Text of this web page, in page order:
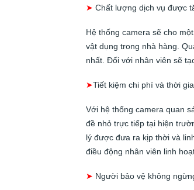
➤ Chất lượng dịch vụ được
Hệ thống camera sẽ cho
vật dụng trong nhà hàng.
nhất. Đối với nhân viên sẽ
➤Tiết kiệm chi phí và thời
Với hệ thống camera quan
đề nhỏ trực tiếp tại hiện
lý được đưa ra kịp thời và
điều động nhân viên linh
➤ Người bảo vệ không